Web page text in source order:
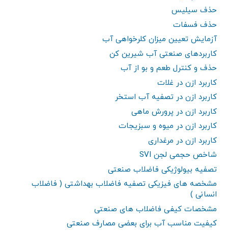
حذف سیلیس
حذف فسفات
آزمایش تعیین میزان کلرخواهی آب
کاربردهای صنعتی آب شیرین کن
حذف و کنترل طعم و بو از آب
کاربرد ازن در غلات
کاربرد ازن در تصفیه آب استخر
کاربرد ازن در پرورش ماهی
کاربرد ازن در میوه و سبزیجات
کاربرد ازن در مرغداری
شاخص حجمی لجن SVI
تصفیه بیولوژیکی فاضلاب صنعتی
مشخصه های فیزیکی تصفیه فاضلاب بهداشتی ( فاضلاب
انسانی )
مشخصات کیفی فاضلاب های صنعتی
کیفیت مناسب آب برای بعضی مصارف صنعتی